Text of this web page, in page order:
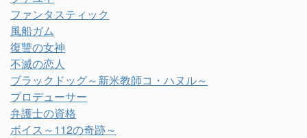
ファンタスティック
風船ガム
復讐の女神
不滅の恋人
ブラックドッグ～新米教師コ・ハヌル～
プロデューサー
弁護士の資格
ボイス～112の奇跡～